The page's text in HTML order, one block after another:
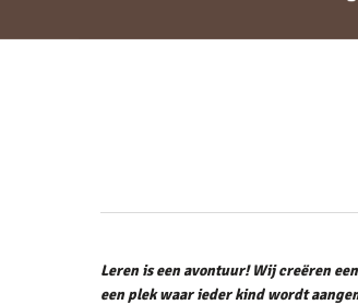
Leren is een avontuur! Wij creëren
een plek waar ieder kind wordt